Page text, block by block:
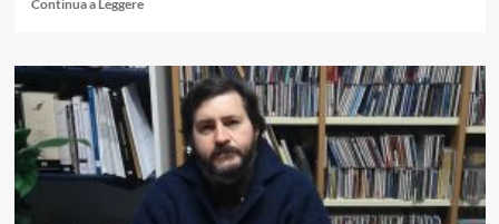
Continua a Leggere
su
Il
Miles
Davis
James